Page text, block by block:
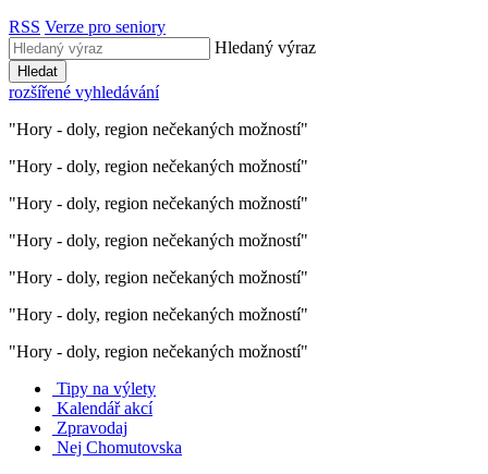
RSS Verze pro seniory
Hledaný výraz
Hledat
rozšířené vyhledávání
"Hory - doly, region nečekaných možností"
"Hory - doly, region nečekaných možností"
"Hory - doly, region nečekaných možností"
"Hory - doly, region nečekaných možností"
"Hory - doly, region nečekaných možností"
"Hory - doly, region nečekaných možností"
"Hory - doly, region nečekaných možností"
Tipy na výlety
Kalendář akcí
Zpravodaj
Nej Chomutovska